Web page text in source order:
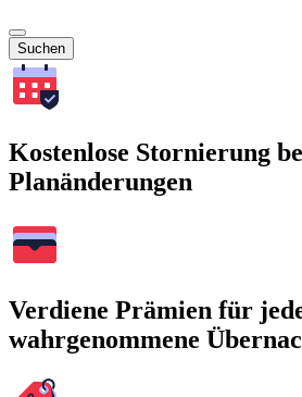
Suchen
Kostenlose Stornierung
Planänderungen
Verdiene Prämien für
wahrgenommene